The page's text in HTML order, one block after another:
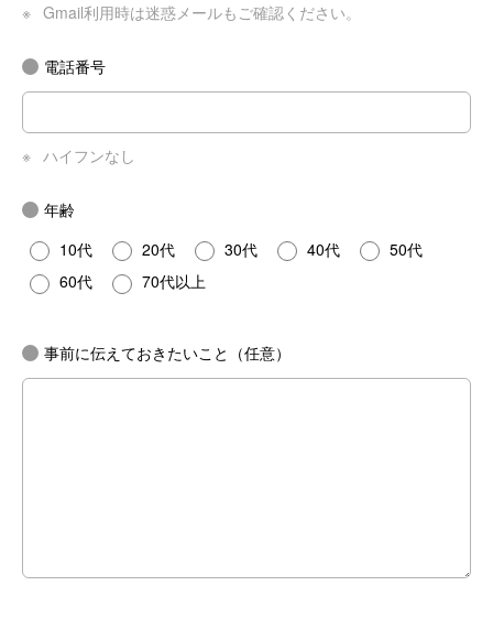
※ Gmail利用時は迷惑メールもご確認ください。
電話番号
※ ハイフンなし
年齢
10代
20代 30代 40代
50代
60代
70代以上
事前に伝えておきたいこと（任意）